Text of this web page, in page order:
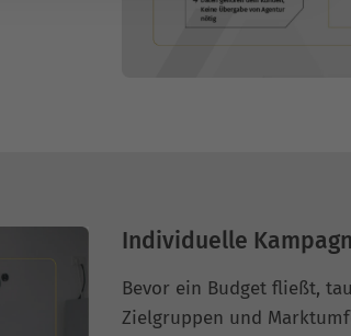
Individuelle
Bevor ein Budget fließt,
Zielgruppen und